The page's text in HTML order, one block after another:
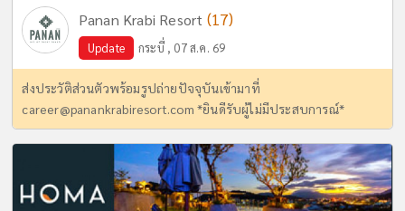
Panan Krabi Resort (17)
Update กระบี่ , 07 ส.ค. 69
ส่งประวัติส่วนตัวพร้อมรูปถ่ายปัจจุบันเข้ามาที่
career@panankrabiresort.com *ยินดีรับผู้ไม่มีประสบการณ์*